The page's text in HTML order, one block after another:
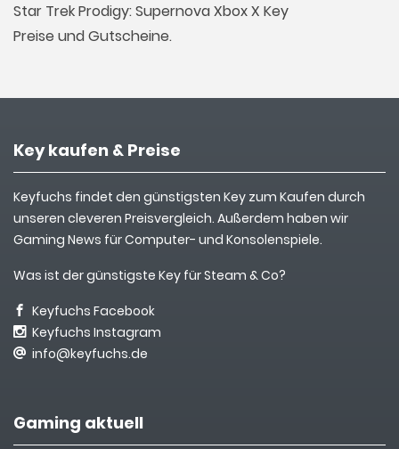
Star Trek Prodigy: Supernova Xbox X Key
Preise und Gutscheine.
Key kaufen & Preise
Keyfuchs findet den günstigsten Key zum Kaufen durch
unseren cleveren Preisvergleich. Außerdem haben wir
Gaming News für Computer- und Konsolenspiele.
Was ist der günstigste Key für Steam & Co?
Keyfuchs Facebook
Keyfuchs Instagram
info@keyfuchs.de
Gaming aktuell